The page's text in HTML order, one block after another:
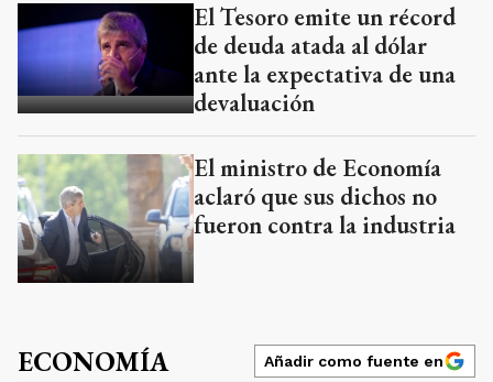
El Tesoro emite un récord
de deuda atada al dólar
ante la expectativa de una
devaluación
El ministro de Economía
aclaró que sus dichos no
fueron contra la industria
ECONOMÍA Añadir como fuente en